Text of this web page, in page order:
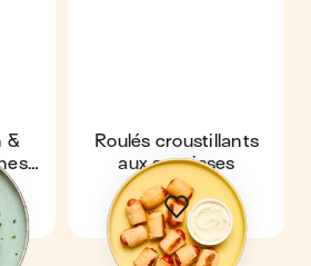
&
Roulés croustillants
aux saucisses